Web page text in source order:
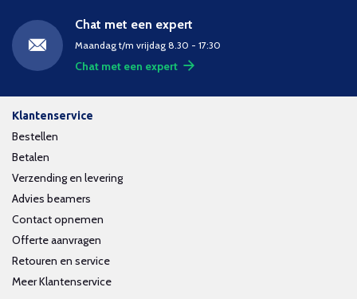
Chat met een expert
Maandag t/m vrijdag 8.30 - 17:30
Chat met een expert
Klantenservice
Bestellen
Betalen
Verzending en levering
Advies beamers
Contact opnemen
Offerte aanvragen
Retouren en service
Meer Klantenservice